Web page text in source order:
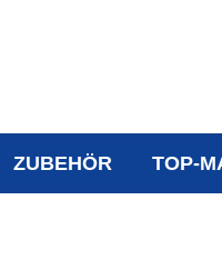
ZUBEHÖR TOP-